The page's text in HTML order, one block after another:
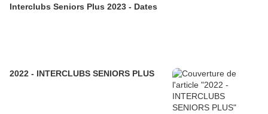
Interclubs Seniors Plus 2023 - Dates
2022 - INTERCLUBS SENIORS PLUS